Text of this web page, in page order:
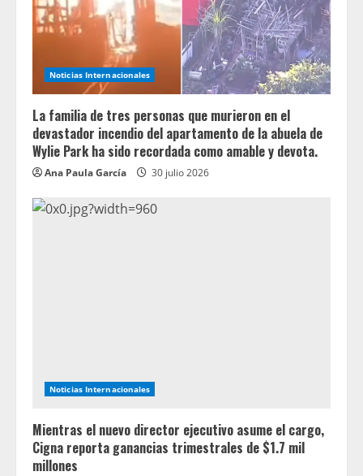
Noticias Internacionales
La familia de tres personas que murieron en el
devastador incendio del apartamento de la abuela de
Wylie Park ha sido recordada como amable y devota.
Ana Paula García 30 julio 2026
Noticias Internacionales
Mientras el nuevo director ejecutivo asume el cargo,
Cigna reporta ganancias trimestrales de $1.7 mil
millones